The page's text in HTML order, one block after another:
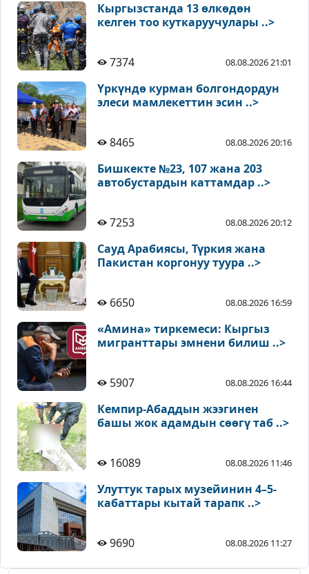
Кыргызстанда 13 өлкөдөн
келген тоо куткаруучулары ..>
7374 08.08.2026 21:01
Үркүндө курман болгондордун
элеси мамлекеттин эсин ..>
8465 08.08.2026 20:16
Бишкекте №23, 107 жана 203
автобустардын каттамдар ..>
7253 08.08.2026 20:12
Сауд Арабиясы, Түркия жана
Пакистан коргонуу туура ..>
6650 08.08.2026 16:59
«Амина» тиркемеси: Кыргыз
мигранттары эмнени билиш ..>
5907 08.08.2026 16:44
Кемпир-Абаддын жээгинен
башы жок адамдын сөөгү таб ..>
16089 08.08.2026 11:46
Улуттук тарых музейинин 4–5-
кабаттары кытай тарапк ..>
9690 08.08.2026 11:27